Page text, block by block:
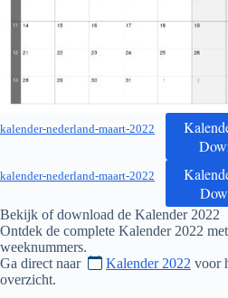
kalender-nederland-maart-2022
kalender-nederland-maart-2022
Bekijk of download de Kalender 2022
Ontdek de complete Kalender 2022
weeknummers.
Ga direct naar
Kalender 2022 voor
overzicht.